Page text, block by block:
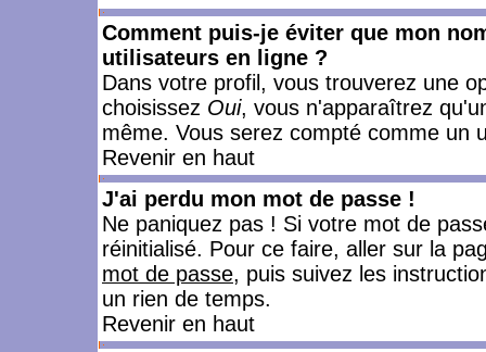
Comment puis-je éviter que mon
utilisateurs en ligne ?
Dans votre profil, vous trouverez une
choisissez Oui, vous n'apparaîtrez
même. Vous serez compté comme un
Revenir en haut
J'ai perdu mon mot de passe !
Ne paniquez pas ! Si votre mot de
réinitialisé. Pour ce faire, aller sur la
mot de passe, puis suivez les
un rien de temps.
Revenir en haut